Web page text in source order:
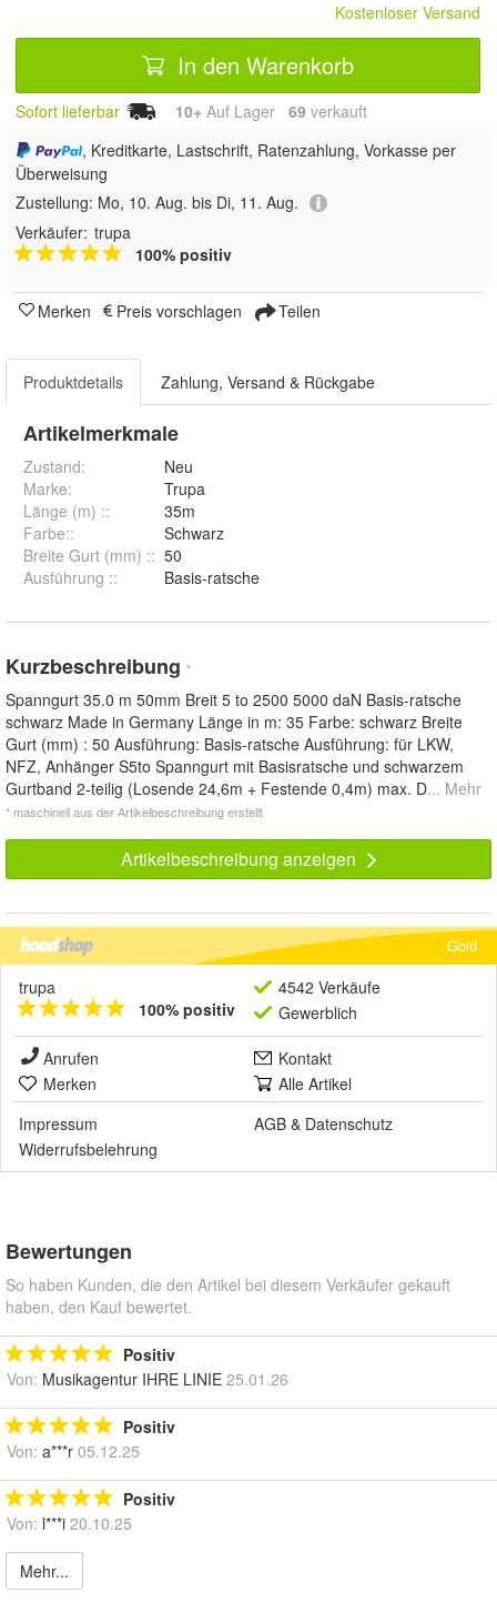
Kostenloser Versand
In den Warenkorb
Sofort lieferbar 10+ Auf Lager 69 verkauft
, Kreditkarte, Lastschrift, Ratenzahlung, Vorkasse per
Überweisung
Zustellung: Mo, 10. Aug. bis Di, 11. Aug.
Verkäufer: trupa
100% positiv
Merken Preis vorschlagen Teilen
Produktdetails Zahlung, Versand & Rückgabe
Artikelmerkmale
Zustand:
Neu
Marke:
Trupa
Länge (m) ::
35m
Farbe::
Schwarz
Breite Gurt (mm) :: 50
Ausführung :: Basis-ratsche
Kurzbeschreibung *
Spanngurt 35.0 m 50mm Breit 5 to 2500 5000 daN Basis-ratsche
schwarz Made in Germany Länge in m: 35 Farbe: schwarz Breite
Gurt (mm) : 50 Ausführung: Basis-ratsche Ausführung: für LKW,
NFZ, Anhänger S5to Spanngurt mit Basisratsche und schwarzem
Gurtband 2-teilig (Losende 24,6m + Festende 0,4m) max. D... Mehr
* maschinell aus der Artikelbeschreibung erstellt
Artikelbeschreibung anzeigen
Gold
trupa
100% positiv
4542 Verkäufe
Gewerblich
Anrufen
Kontakt
Merken
Alle Artikel
Impressum
AGB & Datenschutz
Widerrufsbelehrung
Bewertungen
So haben Kunden, die den Artikel bei diesem Verkäufer gekauft
haben, den Kauf bewertet.
Positiv
Von: Musikagentur IHRE LINIE 25.01.26
Positiv
Von: a***r 05.12.25
Positiv
Von: l***i 20.10.25
Mehr...